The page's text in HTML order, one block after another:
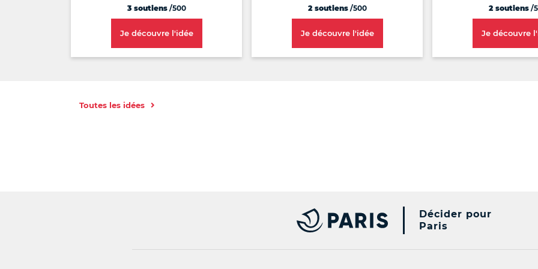
3 soutiens/500
Je découvre l'idée
2 soutiens/500
Je découvre l'idée
2 soutiens/
Je découvre
Toutes les idées
Décider pour
Paris